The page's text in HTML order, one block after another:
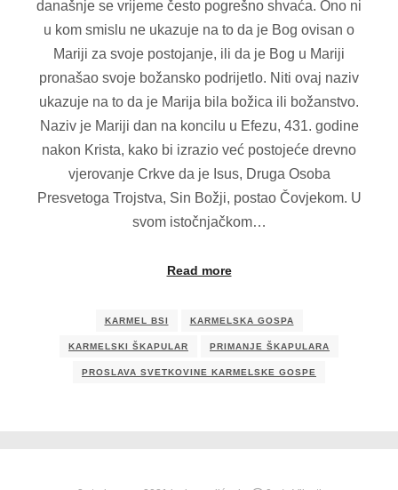
današnje se vrijeme često pogrešno shvaća. Ono ni
u kom smislu ne ukazuje na to da je Bog ovisan o
Mariji za svoje postojanje, ili da je Bog u Mariji
pronašao svoje božansko podrijetlo. Niti ovaj naziv
ukazuje na to da je Marija bila božica ili božanstvo.
Naziv je Mariji dan na koncilu u Efezu, 431. godine
nakon Krista, kako bi izrazio već postojeće drevno
vjerovanje Crkve da je Isus, Druga Osoba
Presvetoga Trojstva, Sin Božji, postao Čovjekom. U
svom istočnjačkom…
Read more
KARMEL BSI KARMELSKA GOSPA
KARMELSKI ŠKAPULAR PRIMANJE ŠKAPULARA
PROSLAVA SVETKOVINE KARMELSKE GOSPE